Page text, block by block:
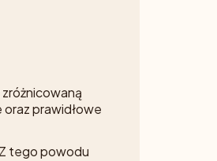
prawidłowe
tego powodu